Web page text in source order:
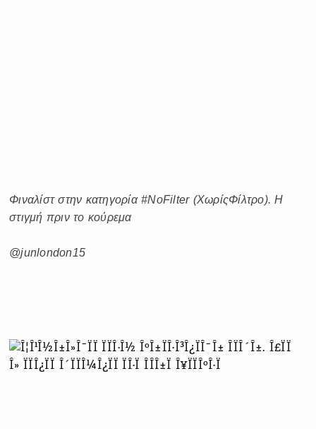
Φιναλίστ στην κατηγορία #NoFilter (ΧωρίςΦίλτρο). Η
στιγμή πριν το κούρεμα
@junlondon15